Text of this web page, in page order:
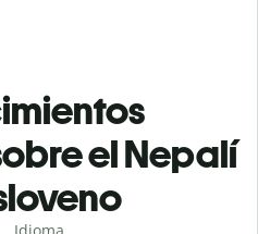
el Nepalí